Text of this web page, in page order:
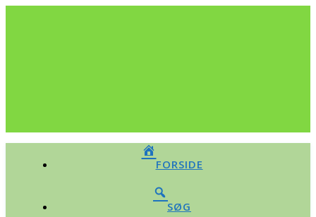
FORSIDE
SØG